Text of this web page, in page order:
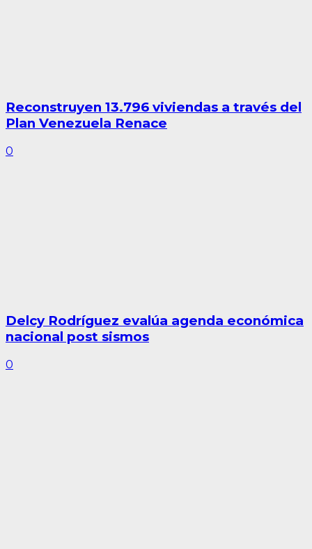
Reconstruyen 13.796 viviendas a través del
Plan Venezuela Renace
0
Delcy Rodríguez evalúa agenda económica
nacional post sismos
0